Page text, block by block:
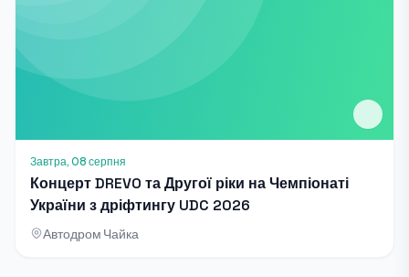
Завтра, 08 серпня
Концерт DREVO та Другої ріки на Чемпіонаті
України з дріфтингу UDC 2026
Автодром Чайка